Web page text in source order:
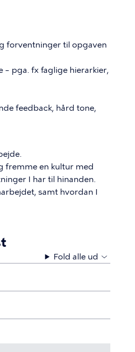
forventninger til opgaven
– pga. fx faglige hierarkier,
feedback, hård tone,
fremme en kultur med
I har til hinanden.
samt hvordan I
Fold alle ud